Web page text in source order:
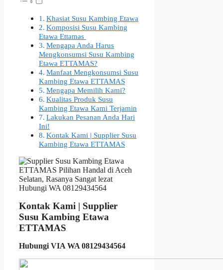
Khasiat Susu Kambing Etawa
Komposisi Susu Kambing
Etawa Ettamas
Mengapa Anda Harus
Mengkonsumsi Susu Kambing
Etawa ETTAMAS?
Manfaat Mengkonsumsi Susu
Kambing Etawa ETTAMAS
Mengapa Memilih Kami?
Kualitas Produk Susu
Kambing Etawa Kami Terjamin
Lakukan Pesanan Anda Hari
Ini!
Kontak Kami | Supplier Susu
Kambing Etawa ETTAMAS
Kontak Kami | Supplier
Susu Kambing Etawa
ETTAMAS
Hubungi VIA WA 08129434564